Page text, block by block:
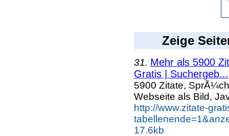
Zeige
31. Mehr als 5900
Gratis | Suchergeb...
5900 Zitate,
Webseite als Bild,
http://www.zitate-
17.6kb